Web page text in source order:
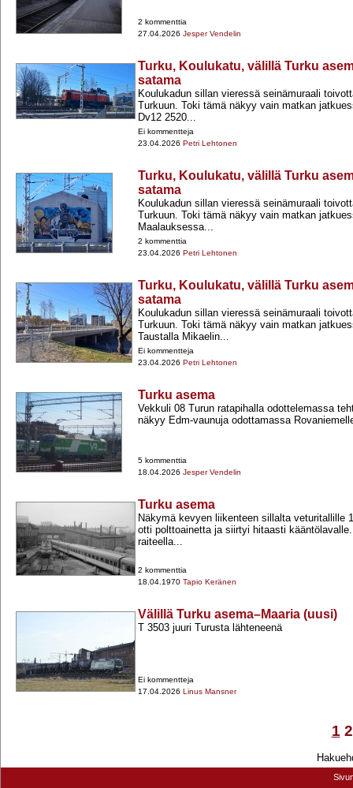
2 kommenttia
27.04.2026 Jesper Vendelin
Turku, Koulukatu, välillä Turku
satama
Koulukadun sillan vieressä seinämuraali
Turkuun. Toki tämä näkyy vain matkan
Dv12 2520...
Ei kommentteja
23.04.2026 Petri Lehtonen
Turku, Koulukatu, välillä Turku
satama
Koulukadun sillan vieressä seinämuraali
Turkuun. Toki tämä näkyy vain matkan
Maalauksessa...
2 kommenttia
23.04.2026 Petri Lehtonen
Turku, Koulukatu, välillä Turku
satama
Koulukadun sillan vieressä seinämuraali
Turkuun. Toki tämä näkyy vain matkan
Taustalla Mikaelin...
Ei kommentteja
23.04.2026 Petri Lehtonen
Turku asema
Vekkuli 08 Turun ratapihalla odottelemassa
näkyy Edm-​vaunuja odottamassa
5 kommenttia
18.04.2026 Jesper Vendelin
Turku asema
Näkymä kevyen liikenteen sillalta veturitallille
otti polttoainetta ja siirtyi hitaasti
raiteella...
2 kommenttia
18.04.1970 Tapio Keränen
Välillä Turku asema–Maaria (uusi)
T 3503 juuri Turusta lähteneenä
Ei kommentteja
17.04.2026 Linus Mansner
1 2